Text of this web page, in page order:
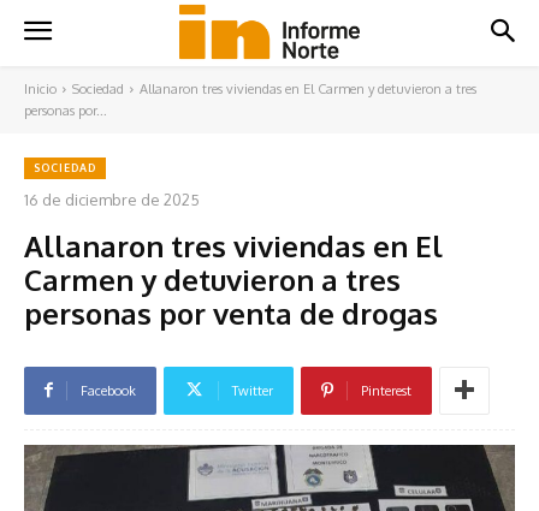
Inicio Sociedad
Allanaron tres viviendas en El Carmen y detuvieron a tres
personas por...
SOCIEDAD
16 de diciembre de 2025
Allanaron tres viviendas en El
Carmen y detuvieron a tres
personas por venta de drogas
Facebook Twitter Pinterest